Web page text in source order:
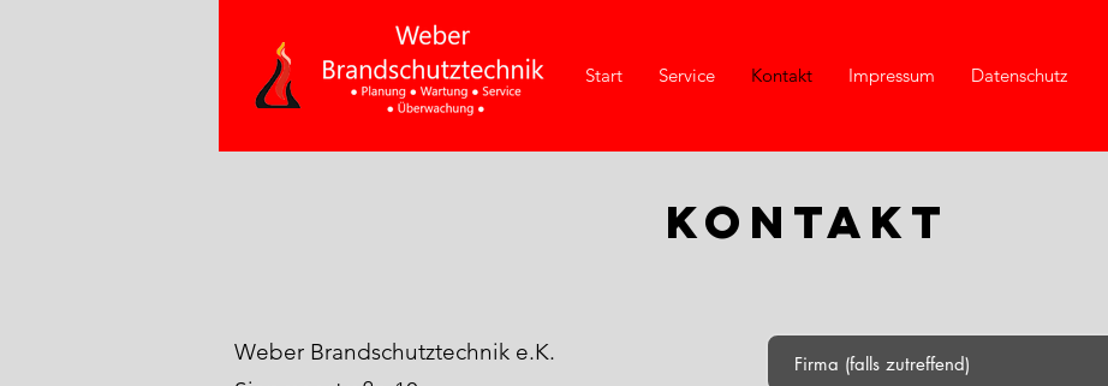
Start Service Kontakt Impressum Datenschutz
Kontakt
Weber Brandschutztechnik e.K.